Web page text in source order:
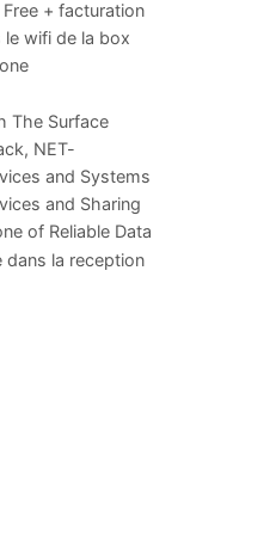
+ facturation
le wifi de la box
The Surface
NET-
and Systems
and Sharing
of Reliable Data
dans la reception